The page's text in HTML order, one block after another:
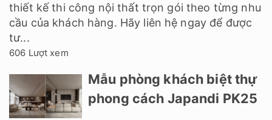
thiết kế thi công nội thất trọn gói theo từng nhu
cầu của khách hàng. Hãy liên hệ ngay để được
tư...
606 Lượt xem
Mẫu phòng khách biệt thự
phong cách Japandi PK25